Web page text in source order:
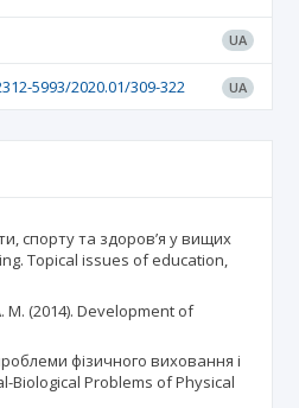
UA
5993/2020.01/309-322 UA
спорту та здоров’я у вищих
Topical issues of education,
M. (2014). Development of
фізичного виховання і
Biological Problems of Physical